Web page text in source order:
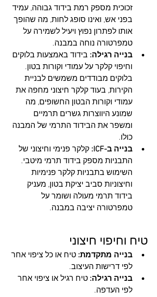
זכוכית מספק רמת בידוד גבוהה, עמיד
בפני אש, ואינו סופג לחות, מה שהופך
אותו לפתרון נפוץ ויעיל לשמירה על
טמפרטורה נוחה במבנה.
בנייה רגילה: בידוד באמצעות בלוקים
וחיפוי קלקר על עמודי וקורות בטון.
בלוקים מבודדים משמשים לבניית
הקירות, בעוד קלקר חיצוני מחפה את
עמודי וקורות הבטון החשופים, מה
שמונע היווצרות גשרים תרמיים
ומשפר את הבידוד התרמי של המבנה
כולו.
בנייה ב-ICF:
קלקר פנימי וחיצוני של
התבניות מספק בידוד תרמי מיטבי.
השימוש בתבניות קלקר פנימיות
וחיצוניות סביב יציקת בטון, מעניק
בידוד תרמי מעולה ושומר על
טמפרטורה יציבה במבנה.
טיח וחיפוי חיצוני
בנייה מתקדמת: טיח או כל ציפוי אחר
לפי דרישות העיצוב.
בנייה רגילה: טיח רגיל או ציפוי אחר
לפי העדפה.